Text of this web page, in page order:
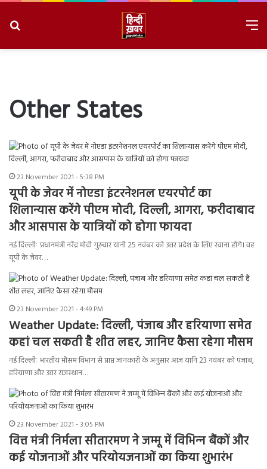
Other States
23 November 2021 - 5:38 PM
यूपी के जेवर में नोएडा इंटरनेशनल एयरपोर्ट का
शिलान्यास करेंगे पीएम मोदी, दिल्ली, आगरा, फरीदाबाद
और आसपास के यात्रियों को होगा फायदा
नई दिल्लीः प्रधानमंत्री नरेंद्र मोदी गुरुवार यानी 25 नवंबर को उत्तर प्रदेश के लिए रवाना होंगे। वह
यूपी के जेवर…
23 November 2021 - 4:49 PM
Weather Update: दिल्ली, पंजाब और हरियाणा समेत
कहां चल सकती है शीत लहर, जानिए कैसा रहेगा मौसम
नई दिल्लीः भारतीय मौसम विभाग से प्राप्त जानकारी के अनुसार आज यानि 23 नवंबर को पंजाब,
हरियाणा और उत्तर राजस्थान…
23 November 2021 - 3:05 PM
वित्त मंत्री निर्मला सीतारमण ने जम्मू में विभिन्‍न बैंकों और
कई योजनाओं और परियोयजनाओं का किया शुभारंभ